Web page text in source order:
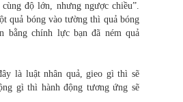
độ lớn, nhưng ngược chiều”.
quả bóng vào tường thì quả bóng
bằng chính lực bạn đã ném quả
là luật nhân quả, gieo gì thì sẽ
gì thì hành động tương ứng sẽ